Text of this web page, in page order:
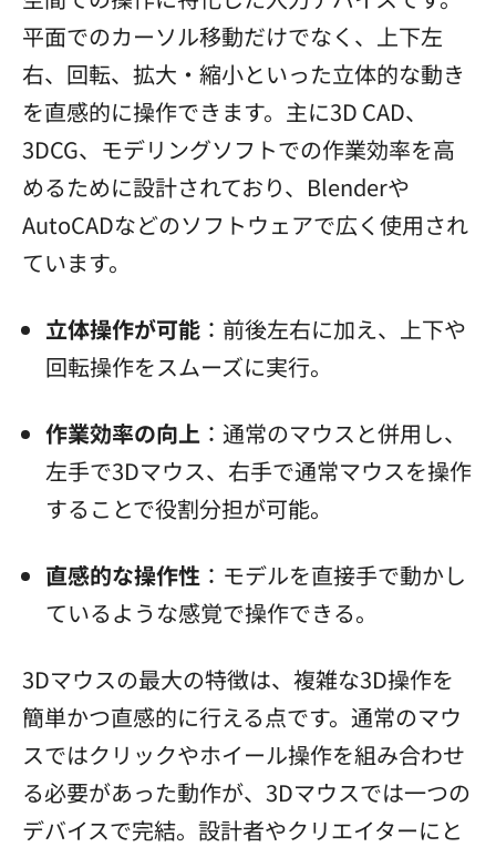
平面でのカーソル移動だけでなく、上下左
右、回転、拡大・縮小といった立体的な動き
を直感的に操作できます。主に3D CAD、
3DCG、モデリングソフトでの作業効率を高
めるために設計されており、Blenderや
AutoCADなどのソフトウェアで広く使用され
ています。
立体操作が可能 ：前後左右に加え、上下や
回転操作をスムーズに実行。
作業効率の向上 ：通常のマウスと併用し、
左手で3Dマウス、右手で通常マウスを操作
することで役割分担が可能。
直感的な操作性 ：モデルを直接手で動かし
ているような感覚で操作できる。
3Dマウスの最大の特徴は、複雑な3D操作を
簡単かつ直感的に行える点です。通常のマウ
スではクリックやホイール操作を組み合わせ
る必要があった動作が、3Dマウスでは一つの
デバイスで完結。設計者やクリエイターにと